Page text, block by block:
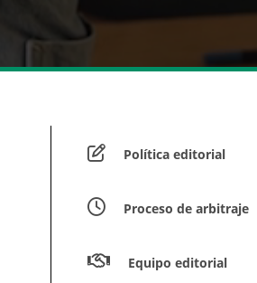
Política editorial
Proceso de arbitraje
Equipo editorial